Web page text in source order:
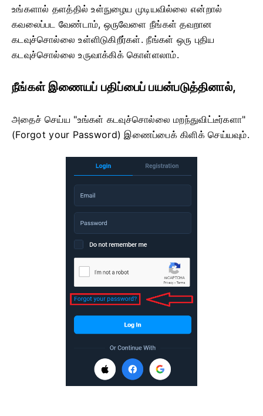
உங்களால் தளத்தில் உள்நுழைய முடியவில்லை என்றால்
கவலைப்பட வேண்டாம், ஒருவேளை நீங்கள் தவறான
கடவுச்சொல்லை உள்ளிடுகிறீர்கள். நீங்கள் ஒரு புதிய
கடவுச்சொல்லை உருவாக்கிக் கொள்ளலாம்.
நீங்கள் இணையப் பதிப்பைப் பயன்படுத்தினால்,
அதைச் செய்ய "உங்கள் கடவுச்சொல்லை மறந்துவிட்டீர்களா"
(Forgot your Password) இணைப்பைக் கிளிக் செய்யவும்.